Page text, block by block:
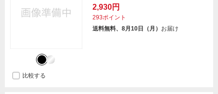
2,930円
293ポイント
送料無料、8月10日（月） お届け
比較する